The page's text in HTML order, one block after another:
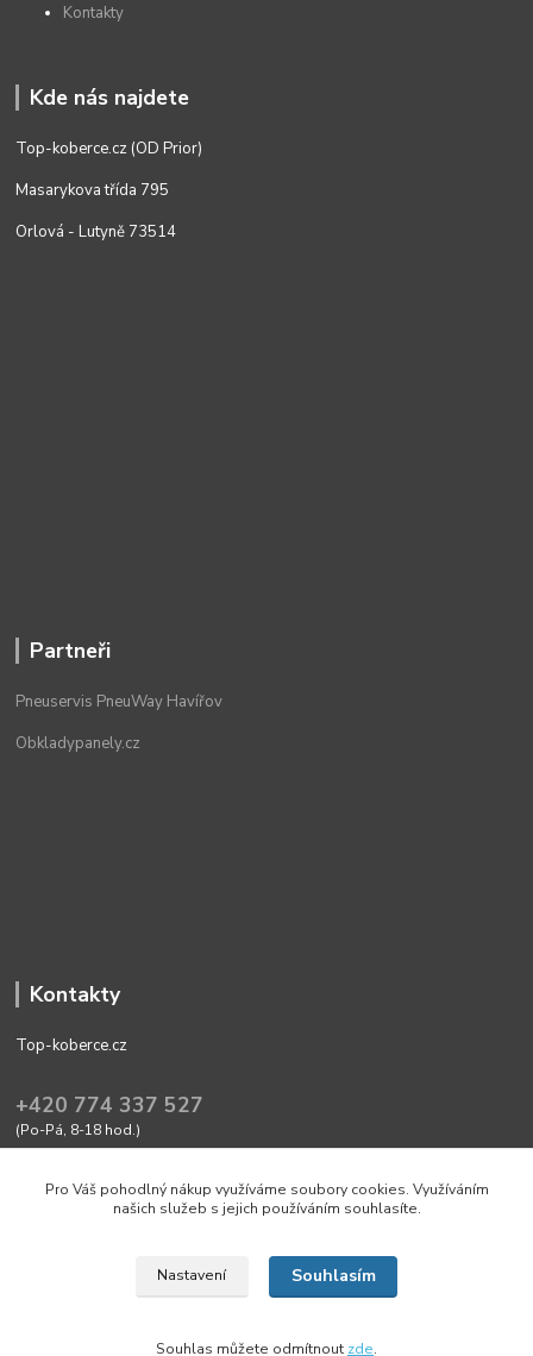
Kontakty
Kde nás najdete
Top-koberce.cz (OD Prior)
Masarykova třída 795
Orlová - Lutyně 73514
Partneři
Pneuservis PneuWay Havířov
Obkladypanely.cz
Kontakty
Top-koberce.cz
+420 774 337 527
(Po-Pá, 8-18 hod.)
Friendly shop with quality goods Top-koberce.cz
Pro Váš pohodlný nákup využíváme soubory cookies. Využíváním
našich služeb s jejich používáním souhlasíte.
Nastavení Souhlasím
Souhlas můžete odmítnout zde.